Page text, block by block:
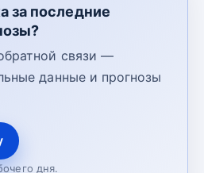
за последние
связи —
данные и прогнозы
дня.